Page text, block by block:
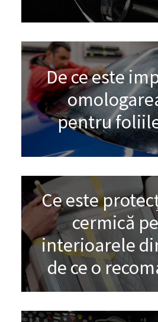
De ce este
pentru
Ce este
cermică
interioarele
de ce o